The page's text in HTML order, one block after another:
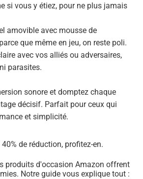
si vous y étiez, pour ne plus jamais
amovible avec mousse de
que même en jeu, on reste poli.
avec vos alliés ou adversaires,
parasites.
sonore et domptez chaque
décisif. Parfait pour ceux qui
et simplicité.
40% de réduction, profitez-en.
produits d'occasion Amazon offrent
Notre guide vous explique tout :